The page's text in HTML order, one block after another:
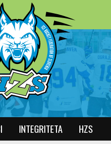
INTEGRITETA HZS